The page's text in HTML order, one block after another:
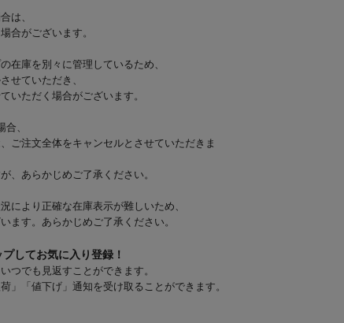
は、
合がございます。
在庫を別々に管理しているため、
せていただき、
いただく場合がございます。
合、
ご注文全体をキャンセルとさせていただきま
、あらかじめご了承ください。
により正確な在庫表示が難しいため、
ます。あらかじめご了承ください。
プしてお気に入り登録！
つでも見返すことができます。
」「値下げ」通知を受け取ることができます。